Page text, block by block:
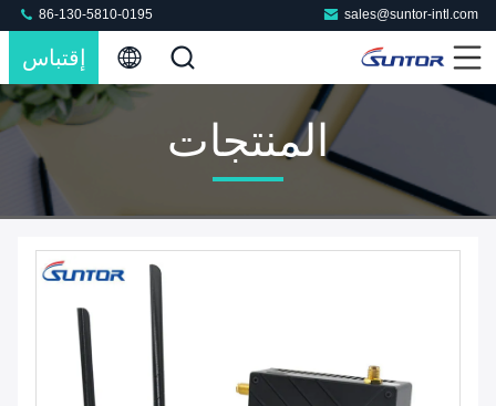
sales@suntor-intl.com
86-130-5810-0195
إقتباس
المنتجات